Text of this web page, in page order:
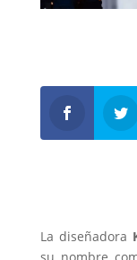
La diseñadora